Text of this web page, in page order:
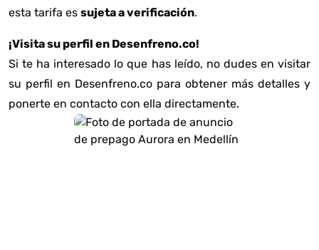
esta tarifa es sujeta a verificación.
¡Visita su perfil en Desenfreno.co!
Si te ha interesado lo que has leído, no dudes en visitar
su perfil en Desenfreno.co para obtener más detalles y
ponerte en contacto con ella directamente.